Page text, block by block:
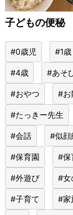
子どもの便秘
#0歳児 #1歳
#4歳 #あそ
#おやつ #お
#たっきー先生
#会話 #似顔
#保育園 #保
#外遊び #女
#子育て #家